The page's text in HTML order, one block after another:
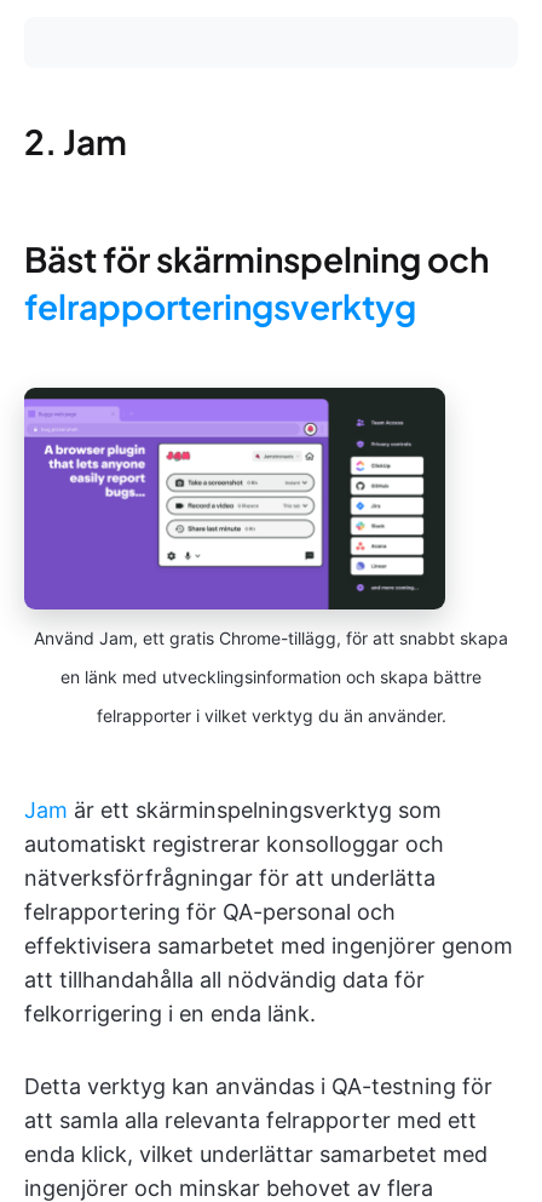
2. Jam
Bäst för skärminspelning och
felrapporteringsverktyg
Använd Jam, ett gratis Chrome-tillägg, för att snabbt skapa
en länk med utvecklingsinformation och skapa bättre
felrapporter i vilket verktyg du än använder.
Jam är ett skärminspelningsverktyg som
automatiskt registrerar konsolloggar och
nätverksförfrågningar för att underlätta
felrapportering för QA-personal och
effektivisera samarbetet med ingenjörer genom
att tillhandahålla all nödvändig data för
felkorrigering i en enda länk.
Detta verktyg kan användas i QA-testning för
att samla alla relevanta felrapporter med ett
enda klick, vilket underlättar samarbetet med
ingenjörer och minskar behovet av flera